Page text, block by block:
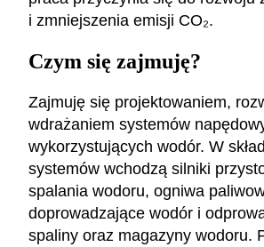
i zmniejszenia emisji CO₂.
Czym się zajmuję?
Zajmuję się projektowaniem,
wdrażaniem systemów
wykorzystujących wodór. W
systemów wchodzą silniki
spalania wodoru, ogniwa
doprowadzające wodór i
spaliny oraz magazyny wodoru.